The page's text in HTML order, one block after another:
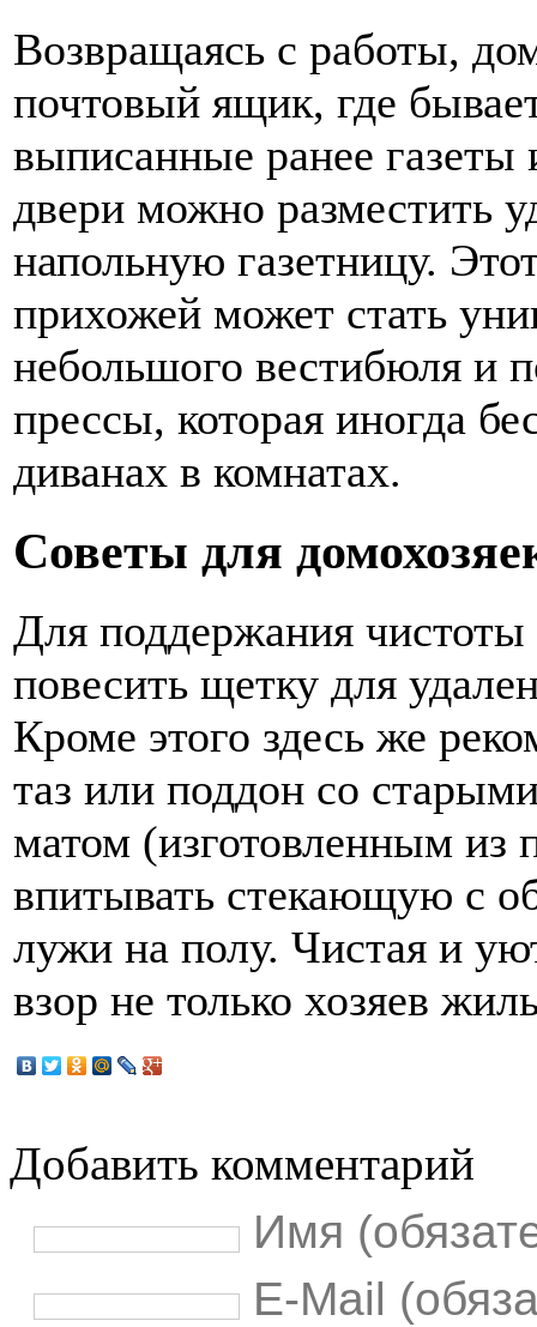
Возвращаясь с работы,
почтовый ящик, где
выписанные ранее
двери можно разместить
напольную газетницу.
прихожей может стать
небольшого вестибюля и
прессы, которая иногда
диванах в комнатах.
Советы для
Для поддержания
повесить щетку для
Кроме этого здесь же
таз или поддон со
матом (изготовленным из
впитывать стекающую с
лужи на полу. Чистая и
взор не только хозяев
Добавить комментарий
Имя
E-Mail